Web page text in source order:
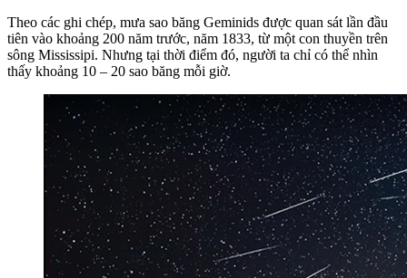
Theo các ghi chép, mưa sao băng Geminids được quan sát lần đầu
tiên vào khoảng 200 năm trước, năm 1833, từ một con thuyền trên
sông Mississipi. Nhưng tại thời điểm đó, người ta chỉ có thể nhìn
thấy khoảng 10 – 20 sao băng mỗi giờ.